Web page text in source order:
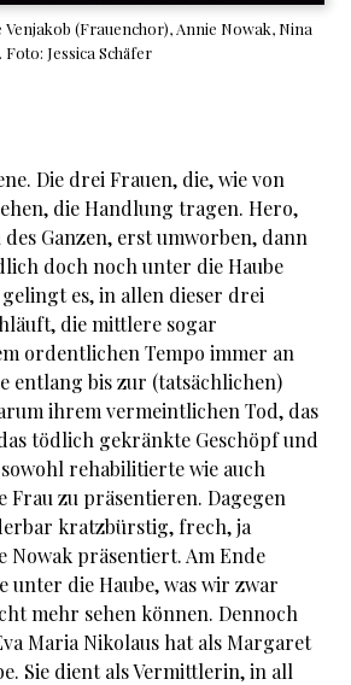
Venjakob (Frauenchor), Annie Nowak, Nina
Jessica Schäfer
Die drei Frauen, die, wie von
die Handlung tragen. Hero,
Ganzen, erst umworben, dann
doch noch unter die Haube
es, in allen dieser drei
die mittlere sogar
ordentlichen Tempo immer an
entlang bis zur (tatsächlichen)
ihrem vermeintlichen Tod, das
tödlich gekränkte Geschöpf und
rehabilitierte wie auch
Frau zu präsentieren. Dagegen
kratzbürstig, frech, ja
Nowak präsentiert. Am Ende
unter die Haube, was wir zwar
mehr sehen können. Dennoch
Maria Nikolaus hat als Margaret
Sie dient als Vermittlerin, in all